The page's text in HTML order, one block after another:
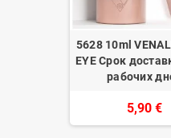
5628 10ml
EYE Срок
рабочих
5,90 €